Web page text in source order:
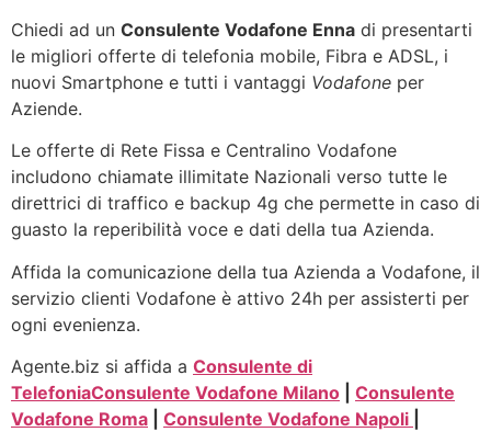
Chiedi ad un Consulente Vodafone Enna di presentarti
le migliori offerte di telefonia mobile, Fibra e ADSL, i
nuovi Smartphone e tutti i vantaggi Vodafone per
Aziende.
Le offerte di Rete Fissa e Centralino Vodafone
includono chiamate illimitate Nazionali verso tutte le
direttrici di traffico e backup 4g che permette in caso di
guasto la reperibilità voce e dati della tua Azienda.
Affida la comunicazione della tua Azienda a Vodafone, il
servizio clienti Vodafone è attivo 24h per assisterti per
ogni evenienza.
Agente.biz si affida a Consulente di
TelefoniaConsulente Vodafone Milano
Consulente
Vodafone Roma
Consulente Vodafone Napoli